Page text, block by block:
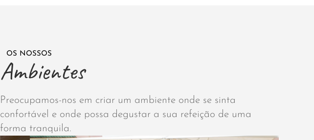
OS NOSSOS
Ambientes
Preocupamos-nos em criar um ambiente onde se sinta
confortável e onde possa degustar a sua refeição de uma
forma tranquila.